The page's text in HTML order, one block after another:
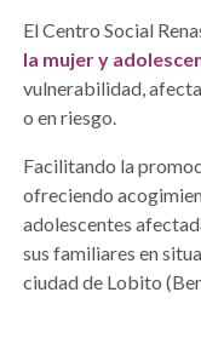
El Centro Social
la mujer y
vulnerabilidad,
o en riesgo.
Facilitando la
ofreciendo
adolescentes
sus familiares en
ciudad de Lobito